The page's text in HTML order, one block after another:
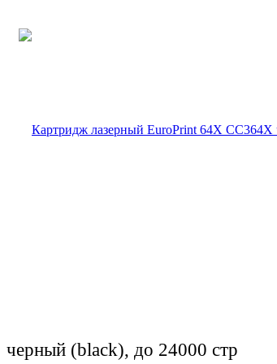
черный (black), до 24000 стр